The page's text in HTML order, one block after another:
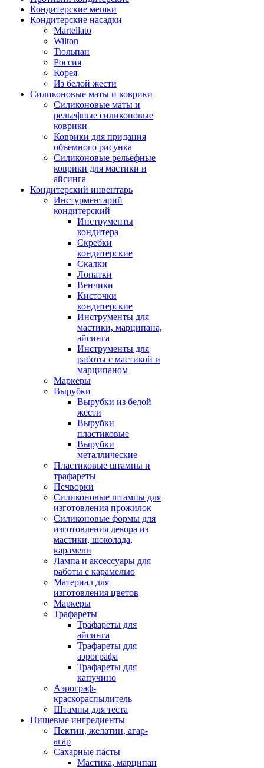
Кондитерские мешки
Кондитерские насадки
Martellato
Wilton
Тюльпан
Россия
Корея
Из белой жести
Силиконовые маты и коврики
Силиконовые маты и
рельефные силиконовые
коврики
Коврики для придания
объемного рисунка
Силиконовые рельефные
коврики для мастики и
айсинга
Кондитерский инвентарь
Инстурментарий
кондитерский
Инструменты
кондитера
Скребки
кондитерские
Скалки
Лопатки
Венчики
Кисточки
кондитерские
Инструменты для
мастики, марципана,
айсинга
Инструменты для
работы с мастикой и
марципаном
Маркеры
Вырубки
Вырубки из белой
жести
Вырубки
пластиковые
Вырубки
металлические
Пластиковые штампы и
трафареты
Печворки
Силиконовые штампы для
изготовления прожилок
Силиконовые формы для
изготовления декора из
мастики, шоколада,
карамели
Лампа и аксессуары для
работы с карамелью
Материал для
изготовления цветов
Маркеры
Трафареты
Трафареты для
айсинга
Трафареты для
аэрографа
Трафареты для
капучино
Аэрограф-
краскораспылитель
Штампы для теста
Пищевые ингредиенты
Пектин, желатин, агар-
агар
Сахарные пасты
Мастика, марципан